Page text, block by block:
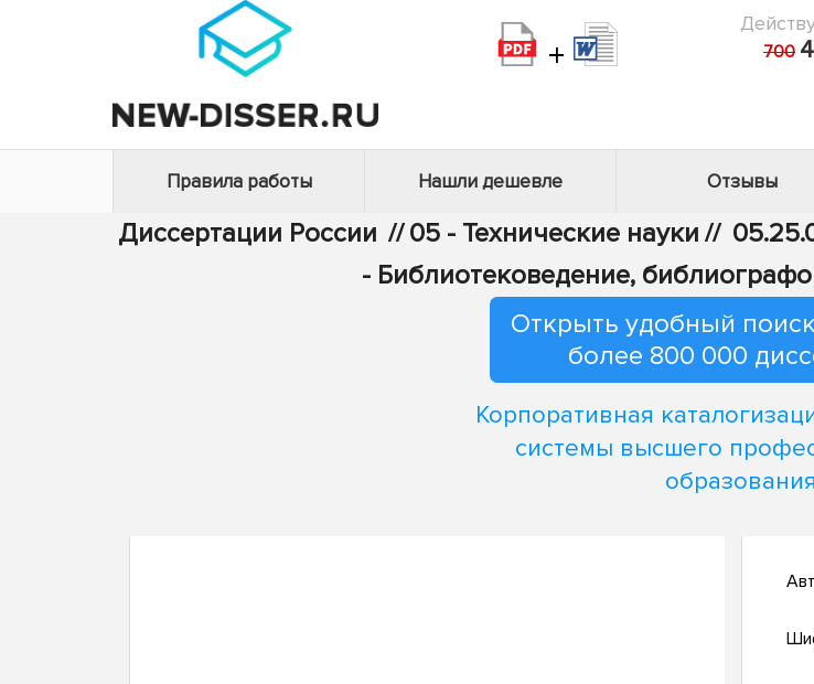
+ 700
Правила работы Нашли дешевле Отзывы
Диссертации России // 05 - Технические науки //
- Библиотековедение,
Открыть удобный
более 800 000
Корпоративная
системы высшего
образования